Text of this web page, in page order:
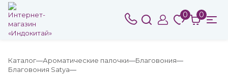
0 0
Каталог Ароматические палочки
Благовония
Благовония Satya